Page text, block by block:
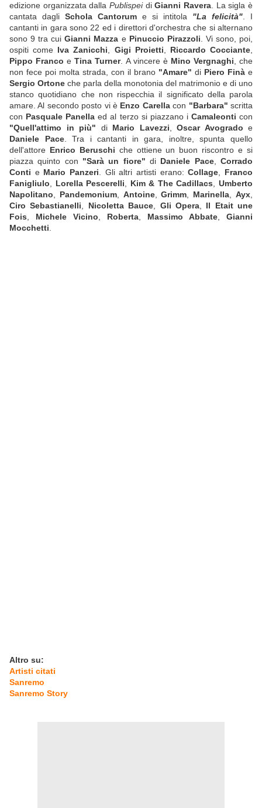
edizione organizzata dalla PublispeidiGianni Ravera . La sigla è
cantata dagli Schola Cantorum e si intitola "La felicità" . I
cantanti in gara sono 22 ed i direttori d'orchestra che si alternano
sono 9 tra cuiGianni Mazza e Pinuccio Pirazzoli . Vi sono, poi,
ospiti come Iva Zanicchi Gigi Proietti Riccardo Cocciante
Pippo Franco eTina Turner. A vincere è Mino Vergnaghi , che
non fece poi molta strada, con il brano "Amare" di Piero Finà e
Sergio Ortone che parla della monotonia del matrimonio e di uno
stanco quotidiano che non rispecchia il significato della parola
amare. Al secondo posto vi è Enzo Carellacon "Barbara" scritta
con Pasquale Panella ed al terzo si piazzano i Camaleonti con
"Quell'attimo in più" di Mario Lavezzi Oscar Avogrado e
Daniele Pace. Tra i cantanti in gara, inoltre, spunta quello
dell'attore Enrico Beruschi che ottiene un buon riscontro e si
piazza quinto con "Sarà un fiore" di Daniele Pace,Corrado
Conti e Mario Panzeri . Gli altri artisti erano:Collage
Franco
Fanigliulo
Lorella Pescerelli Kim & The Cadillacs ,Umberto
Napolitano
Pandemonium, Antoine,Grimm Marinella ,Ayx
Ciro Sebastianelli
Nicoletta Bauce Gli Opera, Il Etait une
Fois
Michele Vicino Roberta Massimo Abbate
Gianni
Mocchetti
Altro su:
Artisti citati
Sanremo
Sanremo Story